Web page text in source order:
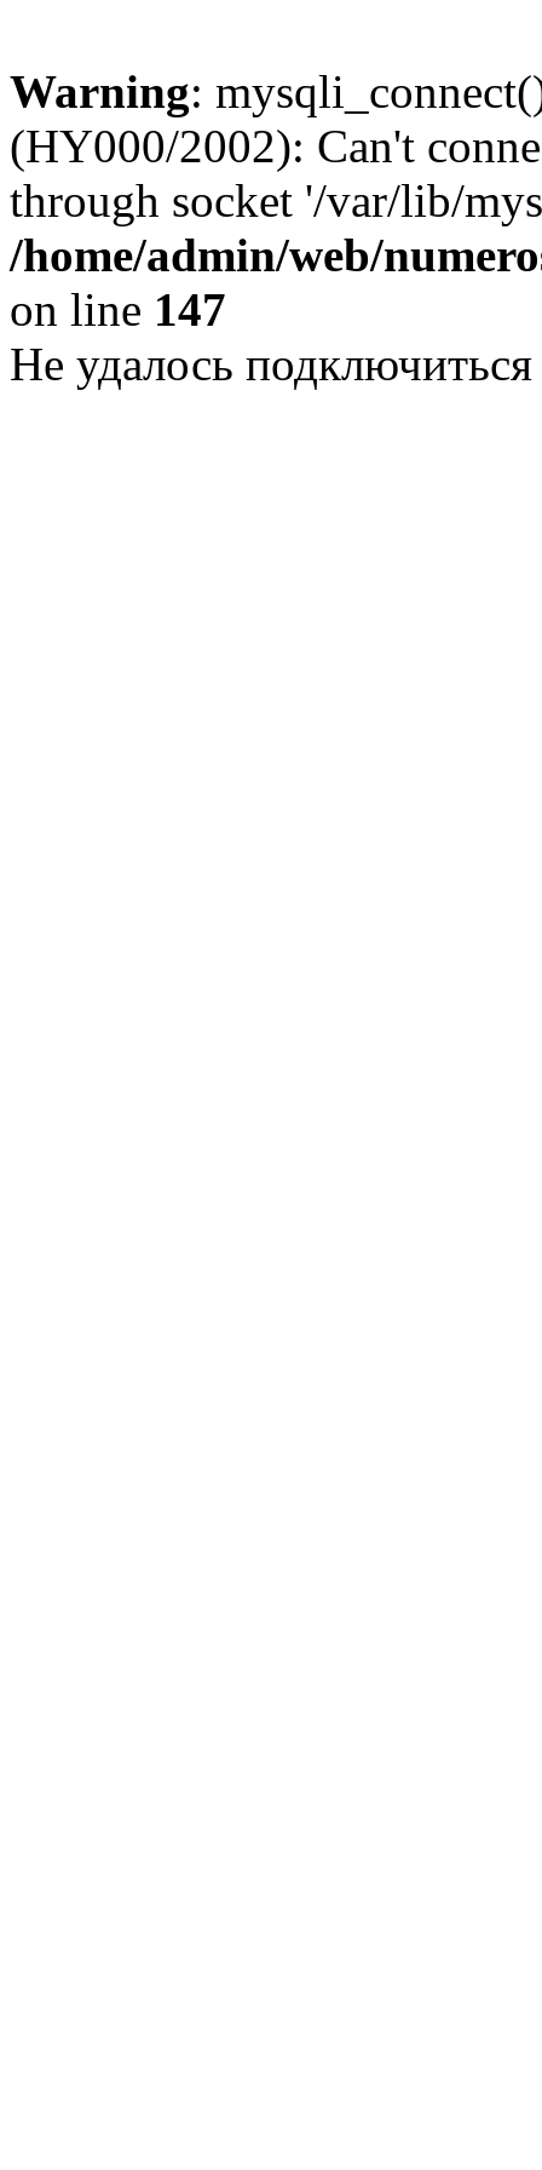
Warning:
(HY000/2002): Can't
through socket '/var/lib/
/home/admin/web/
on line 147
Не удалось